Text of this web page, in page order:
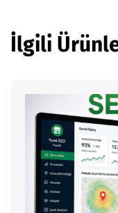
İlgili